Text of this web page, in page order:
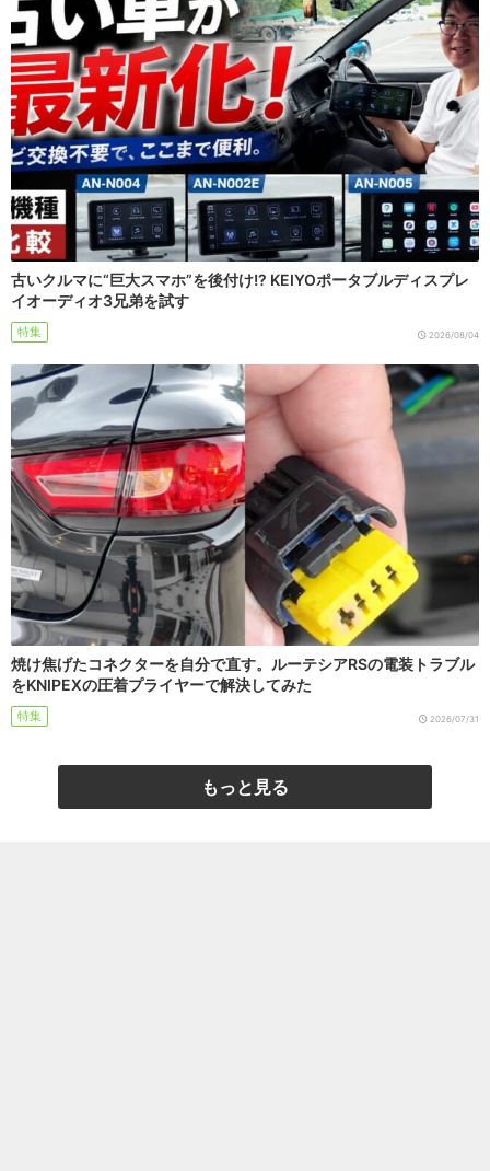
古いクルマに“巨大スマホ”を後付け!? KEIYOポータブルディスプレ
イオーディオ3兄弟を試す
特集 2026/08/04
焼け焦げたコネクターを自分で直す。ルーテシアRSの電装トラブル
をKNIPEXの圧着プライヤーで解決してみた
特集 2026/07/31
もっと見る